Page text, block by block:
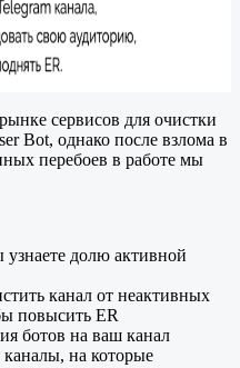
сервисов для очистки
Bot, однако после взлома в
перебоев в работе мы
долю активной
канал от неактивных
повысить ER
ботов на ваш канал
на которые